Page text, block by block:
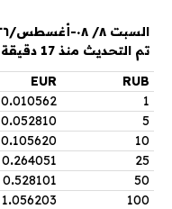
السبت ٨/ ٠٨-أغسطس/٢٠٢٦
تم التحديث منذ 17 دقيقة و 40 ثانية
RUB
EUR
1
0.010562
5
0.052810
10
0.105620
25
0.264051
50
0.528101
100
1.056203